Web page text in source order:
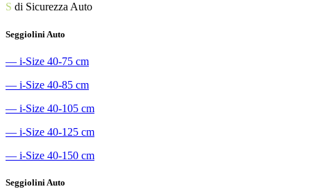
S di Sicurezza Auto
Seggiolini Auto
― i-Size 40-75 cm
― i-Size 40-85 cm
― i-Size 40-105 cm
― i-Size 40-125 cm
― i-Size 40-150 cm
Seggiolini Auto